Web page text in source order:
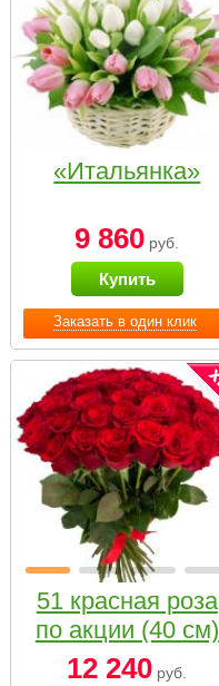
Заказать в один клик
«Итальянка»
9 860 руб.
Купить
51 красная роза
по акции (40 см)
12 240 руб.